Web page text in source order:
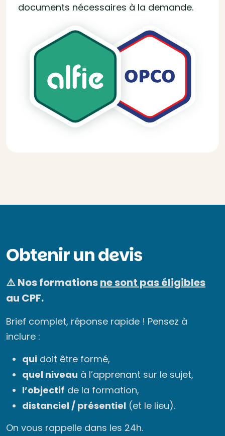
documents nécessaires à la demande.
Obtenir un devis
⚠️ Nos formationsne sont pas éligibles
au CPF.
Brief complet, réponse rapide ! Pensez à
inclure :
qui doit être formé,
quel niveau à l’apprenant sur le sujet,
l’objectif de la formation,
distanciel / présentiel (et le lieu).
On vous rappelle dans les 24h.